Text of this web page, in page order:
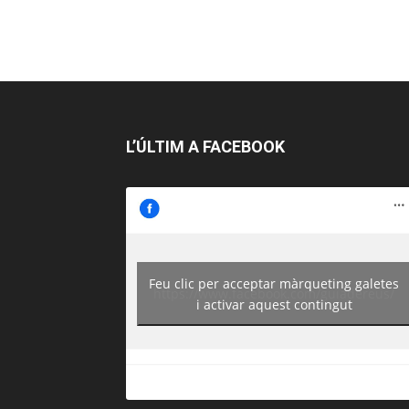
L’ÚLTIM A FACEBOOK
https://www.facebook.com/guiadereus/
Feu clic per acceptar màrqueting galetes
i activar aquest contingut